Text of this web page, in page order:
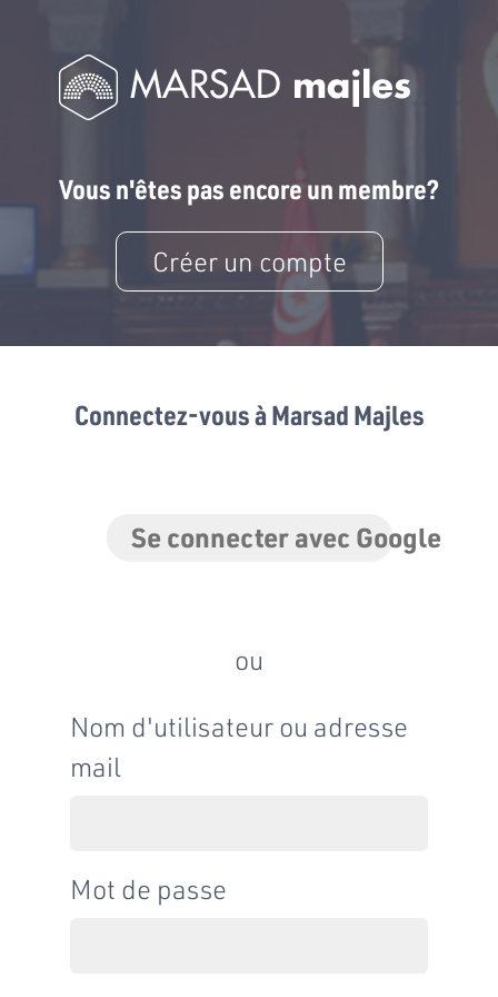
Vous n'êtes pas encore un membre?
Créer un compte
Connectez-vous à Marsad Majles
Se connecter avec Google
ou
Nom d'utilisateur ou adresse
mail
Mot de passe